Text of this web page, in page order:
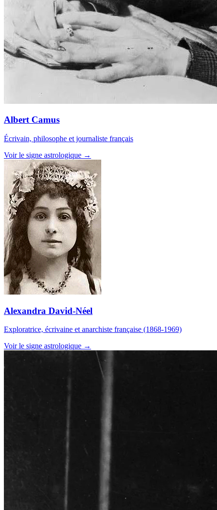
Albert Camus
Écrivain, philosophe et journaliste français
Voir le signe astrologique →
Alexandra David-Néel
Exploratrice, écrivaine et anarchiste française (1868-1969)
Voir le signe astrologique →